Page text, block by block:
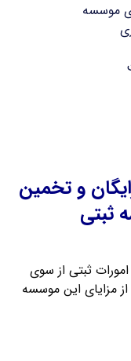
موسسه
و تخمین
ثبتی
ثبتی از سوی
مزایای این موسسه